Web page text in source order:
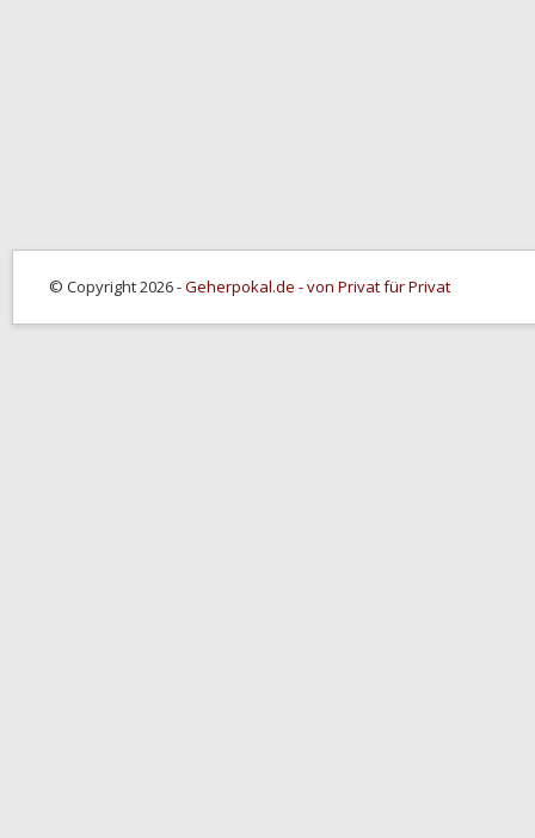
© Copyright 2026 -Geherpokal.de - von Privat für Privat